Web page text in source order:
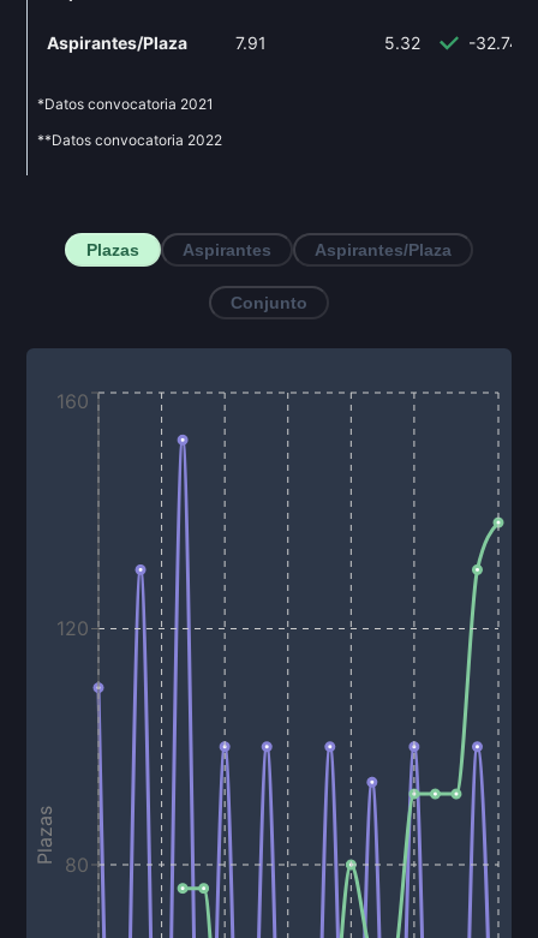
Aspirantes/Plaza 7.91 5.32 -32.74%
*Datos convocatoria 2021
**Datos convocatoria 2022
Plazas Aspirantes Aspirantes/Plaza
Conjunto
80
120
160
Plazas